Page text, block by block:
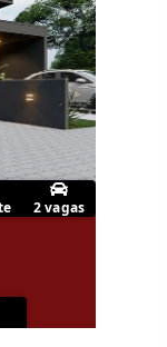
2 vagas